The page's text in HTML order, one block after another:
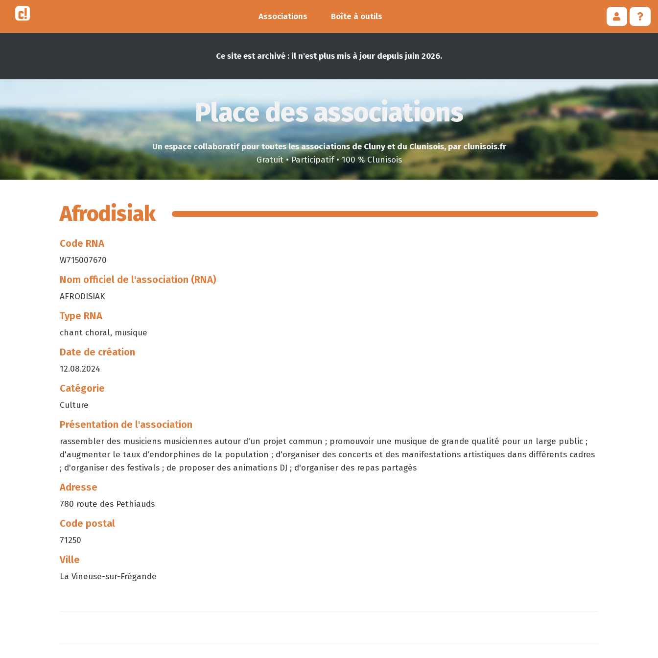
Associations Boîte à outils
Ce site est archivé : il n'est plus mis à jour depuis juin 2026.
Place des associations
Un espace collaboratif pour toutes les associations de Cluny et du Clunisois, par clunisois.fr
Gratuit • Participatif • 100 % Clunisois
Afrodisiak
Code RNA
W715007670
Nom officiel de l'association (RNA)
AFRODISIAK
Type RNA
chant choral, musique
Date de création
12.08.2024
Catégorie
Culture
Présentation de l'association
rassembler des musiciens musiciennes autour d'un projet commun ; promouvoir une musique de grande qualité pour un large public ;
d'augmenter le taux d'endorphines de la population ; d'organiser des concerts et des manifestations artistiques dans différents cadres
; d'organiser des festivals ; de proposer des animations DJ ; d'organiser des repas partagés
Adresse
780 route des Pethiauds
Code postal
71250
Ville
La Vineuse-sur-Frégande